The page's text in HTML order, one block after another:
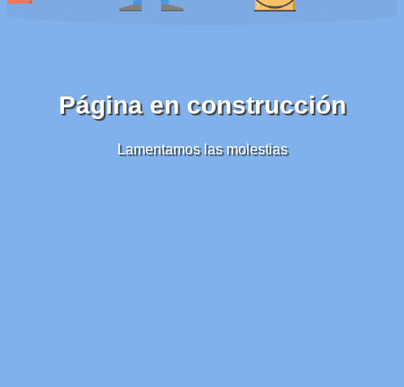
Página en construcción
Lamentamos las molestias